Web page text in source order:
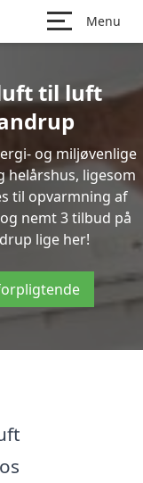
Menu
til luft
og miljøvenlige
helårshus, ligesom
til opvarmning af
nemt 3 tilbud på
lige her!